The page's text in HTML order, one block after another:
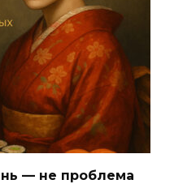
— не проблема